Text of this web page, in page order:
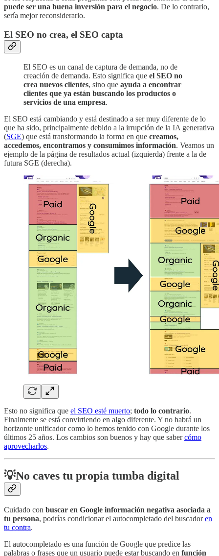
puede ser una buena inversión para el negocio. De lo contrario,
sería mejor reconsiderarlo.
El SEO no crea, el SEO capta
El SEO es un canal de captura de demanda, no de
creación de demanda. Esto significa que el SEO no
crea nuevos clientes, sino que ayuda a encontrar
clientes que ya están buscando los productos o
servicios de una empresa.
El SEO está cambiando y está destinado a ser muy diferente de lo
que ha sido, principalmente debido a la irrupción de la IA generativa
(SGE) que está transformando la forma en que creamos,
accedemos, encontramos y consumimos información. Veamos un
ejemplo de la página de resultados actual (izquierda) frente a la de
futura SGE (derecha).
Esto no significa que el SEO esté muerto; todo lo contrario.
Finalmente se está convirtiendo en algo diferente. Y no habrá un
horizonte unificador como lo hemos tenido con Google durante los
últimos 25 años. Los cambios son buenos y hay que sabercómo
aprovecharlos.
💡No caves tu propia tumba digital
Cuidado con buscar en Google información negativa asociada a
tu persona, podrías condicionar el autocompletado del buscadoren
tu contra.
El autocompletado es una función de Google que predice las
palabras o frases que un usuario puede estar buscando en función